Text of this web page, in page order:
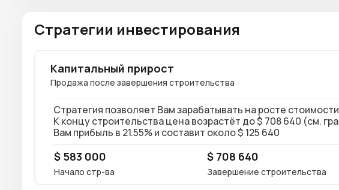
Стратегии инвестирования
Капитальный прирост
Продажа после завершения строительства
Стратегия позволяет Вам зарабатывать на росте
К концу строительства цена возрастёт до $ 708 640 (см.
Вам прибыль в 21.55% и составит около $ 125 640
$ 583 000
Начало стр-ва
$ 708 640
Завершение строительства